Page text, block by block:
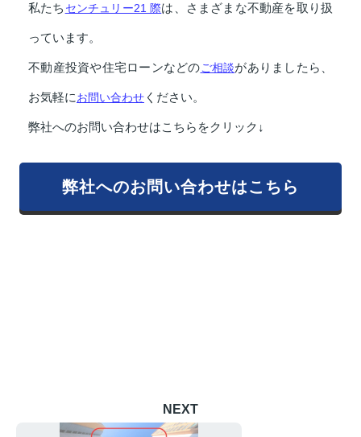
私たち センチュリー21 際は、さまざまな不動産を取り扱
っています。
不動産投資や住宅ローンなどのご相談がありましたら、
お気軽にお問い合わせ ください。
弊社へのお問い合わせはこちらをクリック↓
弊社へのお問い合わせはこちら
NEXT